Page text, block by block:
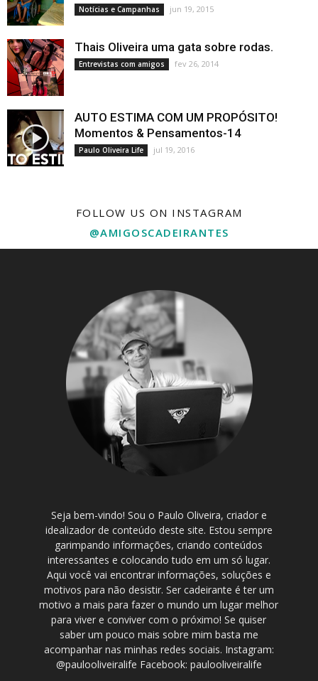
Notícias e Campanhas jun 19, 2015
Thais Oliveira uma gata sobre rodas.
Entrevistas com amigos fev 26, 2014
AUTO ESTIMA COM UM PROPÓSITO!
Momentos & Pensamentos-14
Paulo Oliveira Life jul 19, 2016
FOLLOW US ON INSTAGRAM
@AMIGOSCADEIRANTES
Seja bem-vindo! Sou o Paulo Oliveira, criador e
idealizador de conteúdo deste site. Estou sempre
garimpando informações, criando conteúdos
interessantes e colocando tudo em um só lugar.
Aqui você vai encontrar informações, soluções e
motivos para não desistir. Ser cadeirante é ter um
motivo a mais para fazer o mundo um lugar melhor
para viver e conviver com o próximo! Se quiser
saber um pouco mais sobre mim basta me
acompanhar nas minhas redes sociais. Instagram:
@paulooliveiralife Facebook: paulooliveiralife